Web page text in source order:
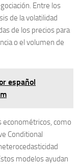
Entre los
de lavolatilidad
de los precios para
o el volumen de
español
econométricos, como
Conditional
modelos ayudan